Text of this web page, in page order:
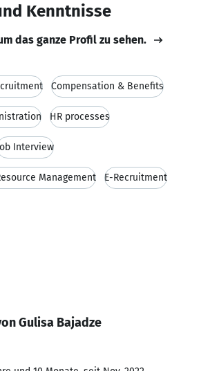
Kenntnisse
das ganze Profil zu sehen.
Compensation & Benefits
HR processes
Interview
Management E-Recruitment
Gulisa Bajadze